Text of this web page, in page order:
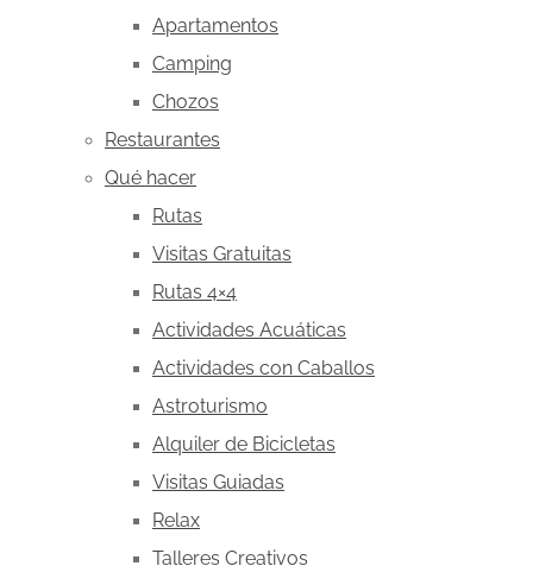
Apartamentos
Camping
Chozos
Restaurantes
Qué hacer
Rutas
Visitas Gratuitas
Rutas 4×4
Actividades Acuáticas
Actividades con Caballos
Astroturismo
Alquiler de Bicicletas
Visitas Guiadas
Relax
Talleres Creativos